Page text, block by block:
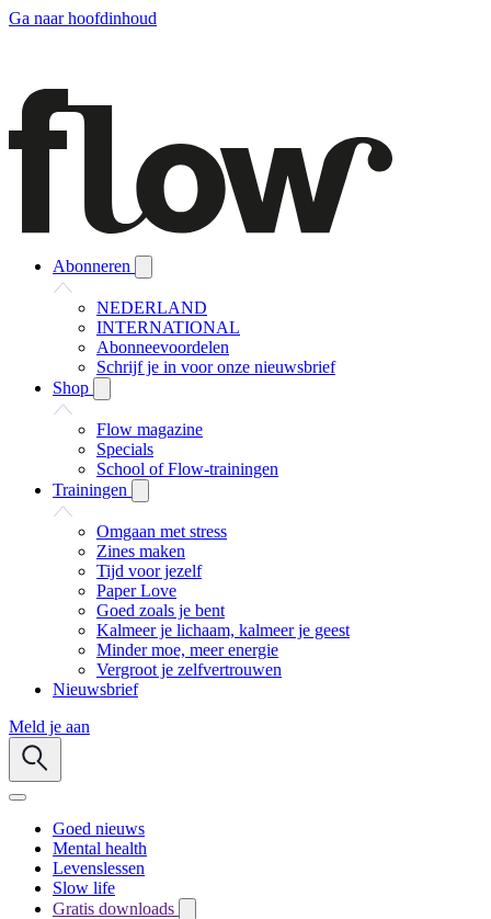
Ga naar hoofdinhoud
Abonneren
NEDERLAND
INTERNATIONAL
Abonneevoordelen
Schrijf je in voor onze nieuwsbrief
Shop
Flow magazine
Specials
School of Flow-trainingen
Trainingen
Omgaan met stress
Zines maken
Tijd voor jezelf
Paper Love
Goed zoals je bent
Kalmeer je lichaam, kalmeer je geest
Minder moe, meer energie
Vergroot je zelfvertrouwen
Nieuwsbrief
Meld je aan
Goed nieuws
Mental health
Levenslessen
Slow life
Gratis downloads